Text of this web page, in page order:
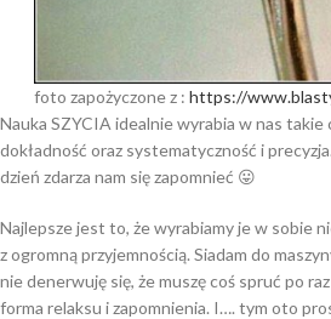
foto zapożyczone z : https://
Nauka SZYCIA idealnie wyrabia w nas takie
dokładność oraz systematyczność i
dzień zdarza nam się zapomnieć 😛
Najlepsze jest to, że wyrabiamy je w sobie
z ogromną przyjemnością. Siadam do
nie denerwuję się, że muszę coś spruć po
forma relaksu i zapomnienia. I…. tym oto